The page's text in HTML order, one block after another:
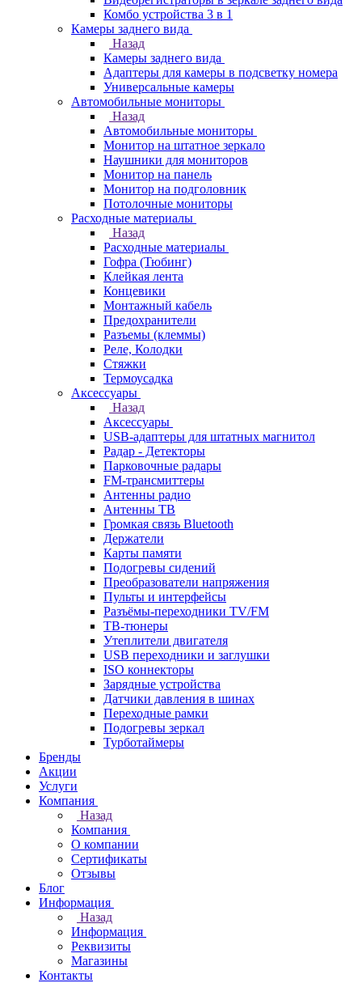
Комбо устройства 3 в 1
Камеры заднего вида
Назад
Камеры заднего вида
Адаптеры для камеры в подсветку номера
Универсальные камеры
Автомобильные мониторы
Назад
Автомобильные мониторы
Монитор на штатное зеркало
Наушники для мониторов
Монитор на панель
Монитор на подголовник
Потолочные мониторы
Расходные материалы
Назад
Расходные материалы
Гофра (Тюбинг)
Клейкая лента
Концевики
Монтажный кабель
Предохранители
Разъемы (клеммы)
Реле, Колодки
Стяжки
Термоусадка
Аксессуары
Назад
Аксессуары
USB-адаптеры для штатных магнитол
Радар - Детекторы
Парковочные радары
FM-трансмиттеры
Антенны радио
Антенны ТВ
Громкая связь Bluetooth
Держатели
Карты памяти
Подогревы сидений
Преобразователи напряжения
Пульты и интерфейсы
Разъёмы-переходники TV/FM
ТВ-тюнеры
Утеплители двигателя
USB переходники и заглушки
ISO коннекторы
Зарядные устройства
Датчики давления в шинах
Переходные рамки
Подогревы зеркал
Турботаймеры
Бренды
Акции
Услуги
Компания
Назад
Компания
О компании
Сертификаты
Отзывы
Блог
Информация
Назад
Информация
Реквизиты
Магазины
Контакты